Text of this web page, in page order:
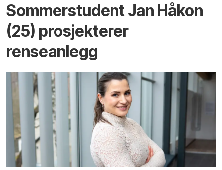
Sommerstudent Jan Håkon
(25) prosjekterer
renseanlegg